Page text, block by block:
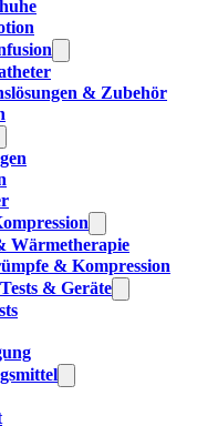
& Zubehör
Wärmetherapie
& Kompression
& Geräte